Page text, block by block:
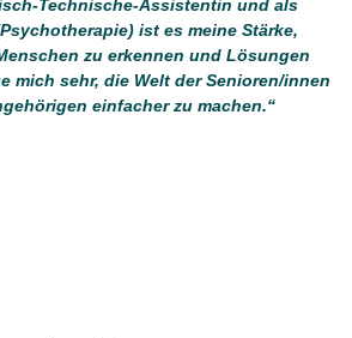
Technische-Assistentin und als
ist es meine Stärke,
zu erkennen und Lösungen
mich sehr, die Welt der Senioren/innen
einfacher zu machen.“